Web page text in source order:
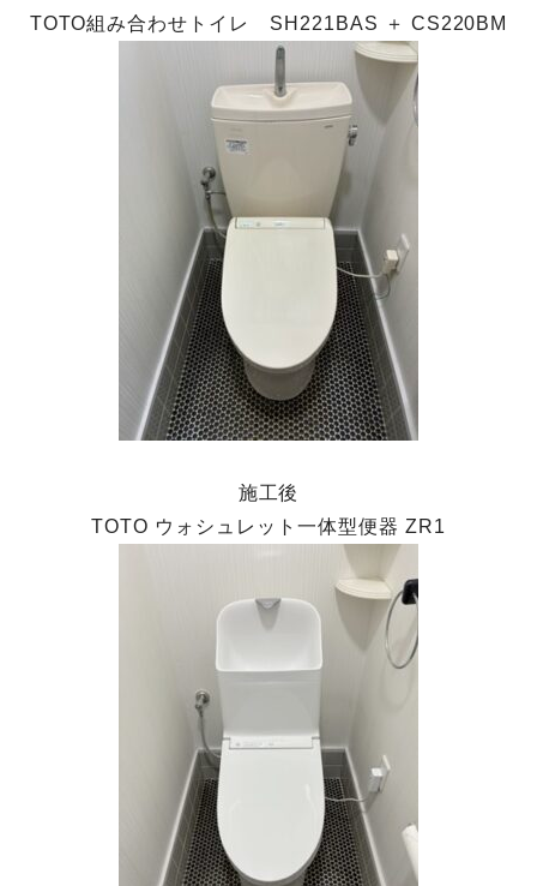
TOTO組み合わせトイレ SH221BAS ＋ CS220BM
施工後
TOTO ウォシュレット一体型便器 ZR1